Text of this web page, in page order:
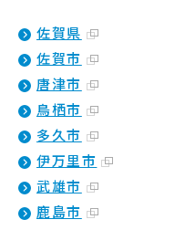
佐賀県
佐賀市
唐津市
鳥栖市
多久市
伊万里市
武雄市
鹿島市